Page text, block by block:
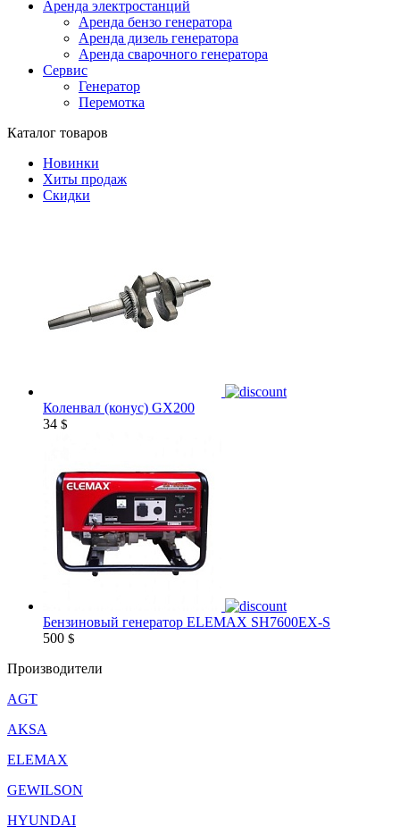
Аренда электростанций
Аренда бензо генератора
Аренда дизель генератора
Аренда сварочного генератора
Сервис
Генератор
Перемотка
Каталог товаров
Новинки
Хиты продаж
Скидки
Коленвал (конус) GX200
34 $
Бензиновый генератор ELEMAX SH7600EX-S
500 $
Производители
AGT
AKSA
ELEMAX
GEWILSON
HYUNDAI